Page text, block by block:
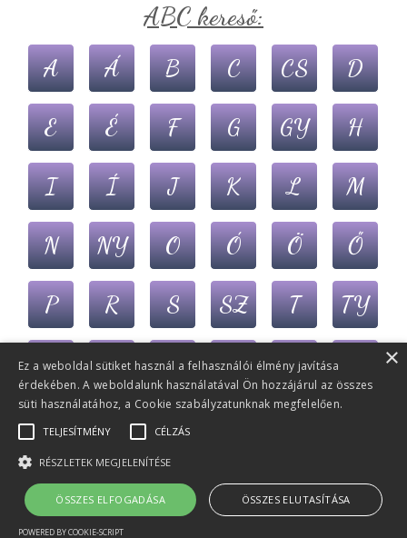
ABC kereső:
A Á B C CS D
E É F G GY H
I Í J K L M
N NY O Ó Ö Ő
P R S SZ T TY
U Ú Ü Ű V
ZS
© 2022-2026 Álmoskönyv.eu (v1.1) (rf)- Minden jog
fenntartva!
×
Ez a weboldal sütiket használ a felhasználói élmény javítása
érdekében. A weboldalunk használatával Ön hozzájárul az összes
süti használatához, a Cookie szabályzatunknak megfelelően.
TELJESÍTMÉNY CÉLZÁS
RÉSZLETEK MEGJELENÍTÉSE
ÖSSZES ELFOGADÁSA ÖSSZES ELUTASÍTÁSA
POWERED BY COOKIE-SCRIPT